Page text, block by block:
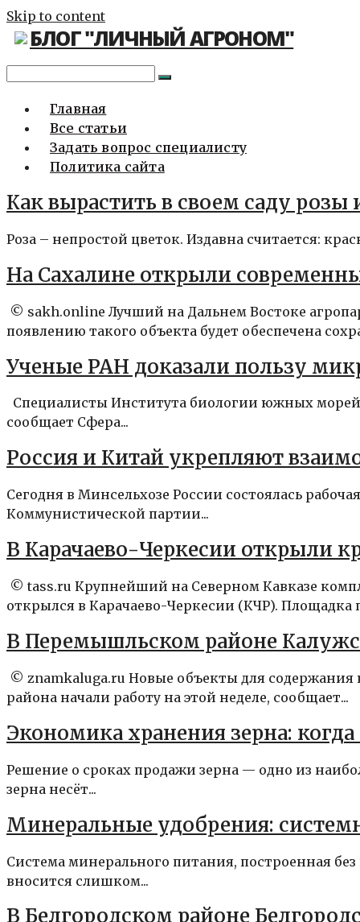
Skip to content
БЛОГ "ЛИЧНЫЙ АГРОНОМ"
Главная
Все статьи
Задать вопрос специалисту
Политика сайта
Как вырастить в своем саду розы
Роза – непростой цветок. Издавна считается:
На Сахалине открыли
© sakh.online Лучший на Дальнем Востоке
появлению такого объекта будет обеспечена
Ученые РАН доказали пользу
Специалисты Института биологии южных
сообщает Сфера...
Россия и Китай укрепляют
Сегодня в Минсельхозе России состоялась
Коммунистической партии...
В Карачаево-Черкесии открыли
© tass.ru Крупнейший на Северном Кавказе
открылся в Карачаево-Черкесии (КЧР). Площадка
В Перемышльском районе
© znamkaluga.ru Новые объекты для содержания
района начали работу на этой неделе, сообщает...
Экономика хранения зерна:
Решение о сроках продажи зерна — одно из
зерна несёт...
Минеральные удобрения:
Система минерального питания, построенная
вносится слишком...
В Белгородском районе